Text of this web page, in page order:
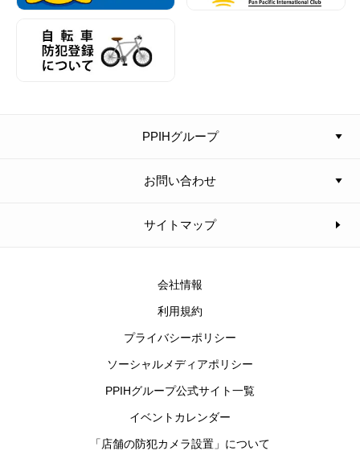
PPIHグループ
お問い合わせ
サイトマップ
会社情報
利用規約
プライバシーポリシー
ソーシャルメディアポリシー
PPIHグループ公式サイト一覧
イベントカレンダー
「店舗の防犯カメラ設置」について